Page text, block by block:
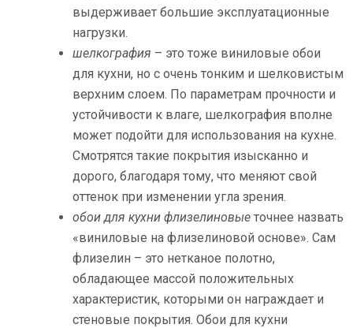
выдерживает большие эксплуатационные
нагрузки.
шелкография – это тоже виниловые обои
для кухни, но с очень тонким и шелковистым
верхним слоем. По параметрам прочности и
устойчивости к влаге, шелкография вполне
может подойти для использования на кухне.
Смотрятся такие покрытия изысканно и
дорого, благодаря тому, что меняют свой
оттенок при изменении угла зрения.
обои для кухни флизелиновые точнее назвать
«виниловые на флизелиновой основе». Сам
флизелин – это нетканое полотно,
обладающее массой положительных
характеристик, которыми он награждает и
стеновые покрытия. Обои для кухни